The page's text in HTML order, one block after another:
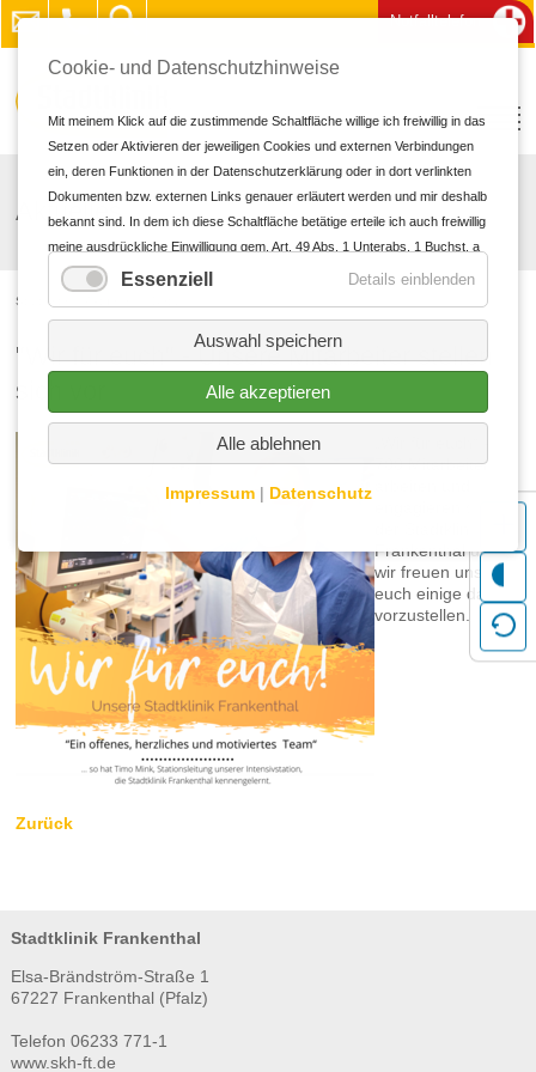
Notfalltelefon
Aktuelles
Startseite
"Wir für euch" - Unsere Mitarbeiter stellen
sich vor
700 Mitarbeiter
Frankenthal und
wir freuen uns,
euch einige davon
vorzustellen.
Zurück
Stadtklinik Frankenthal
Elsa-Brändström-Straße 1
67227 Frankenthal (Pfalz)
Telefon 06233 771-1
www.skh-ft.de
Cookie- und Datenschutzhinweise
Mit meinem Klick auf die zustimmende Schaltfläche willige ich freiwillig in das
Setzen oder Aktivieren der jeweiligen Cookies und externen Verbindungen
ein, deren Funktionen in der Datenschutzerklärung oder in dort verlinkten
Dokumenten bzw. externen Links genauer erläutert werden und mir deshalb
bekannt sind. In dem ich diese Schaltfläche betätige erteile ich auch freiwillig
meine ausdrückliche Einwilligung gem. Art. 49 Abs. 1 Unterabs. 1 Buchst. a
DS-GVO in personalisierte Werbung und für andere Datenübermittlungen in
Drittländer zu den und durch die in der Datenschutzerklärung genannten
Unternehmen und Zwecke, insbesondere für solche Übermittlungen an
Drittländer für die ein oder kein Angemessenheitsbeschluss der EU/EWR
vorliegt sowie an Unternehmen oder sonstige Stellen, die einem
bestehenden Angemessenheitsbeschluss nicht aufgrund einer
Selbstzertifizierung oder anderer Beitrittskriterien unterfallen, und in denen
oder für die erhebliche Risiken und keine geeigneten Garantien für den
FISA, Executive Order EO12333 und dem CloudAct in den USA). Bei
Datenschutzniveau gegeben ist und das meine Betroffenenrechte
gegebenenfalls nicht durchgesetzt werden können. Ich kann die
datenschutzrechtliche Einwilligung jederzeit mit Wirkung für die Zukunft
durch die Änderung meiner Cookie-Einstellungen oder das Löschen meiner
Cookies widerrufen. Durch den Widerruf der Einwilligung wird die
Rechtmäßigkeit der aufgrund der Einwilligung bis zum Widerruf erfolgten
Verarbeitung nicht berührt. Mit einer einzelnen Handlung (dem Betätigen der
zustimmenden Schaltfläche), erteile ich mehrere Einwilligungen. Dabei
handelt es sich sowohl um Einwilligungen nach dem EU/EWR-
Telemedienrechts, und anderer internationaler Rechtsvorschriften, die unter
dieDatenschutzerklärung
Kenntnis genommen zu haben.
By pressing the approving button I voluntarily give my consent to set or
activate cookies and external connections. I know their functions because
Essenziell Details einblenden
Auswahl speichern
Alle akzeptieren
Alle ablehnen
Impressum| Datenschutz